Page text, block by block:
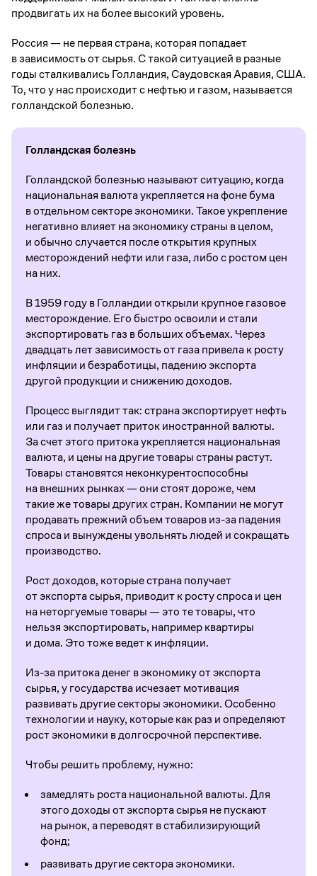
продвигать их на более высокий уровень.
Россия — не первая страна, которая попадает
в зависимость от сырья. С такой ситуацией в разные
годы сталкивались Голландия, Саудовская Аравия, США.
То, что у нас происходит с нефтью и газом, называется
голландской болезнью.
Голландская болезнь
Голландской болезнью называют ситуацию, когда
национальная валюта укрепляется на фоне бума
в отдельном секторе экономики. Такое укрепление
негативно влияет на экономику страны в целом,
и обычно случается после открытия крупных
месторождений нефти или газа, либо с ростом цен
на них.
В 1959 году в Голландии открыли крупное газовое
месторождение. Его быстро освоили и стали
экспортировать газ в больших объемах. Через
двадцать лет зависимость от газа привела к росту
инфляции и безработицы, падению экспорта
другой продукции и снижению доходов.
Процесс выглядит так: страна экспортирует нефть
или газ и получает приток иностранной валюты.
За счет этого притока укрепляется национальная
валюта, и цены на другие товары страны растут.
Товары становятся неконкурентоспособны
на внешних рынках — они стоят дороже, чем
такие же товары других стран. Компании не могут
продавать прежний объем товаров из-за падения
спроса и вынуждены увольнять людей и сокращать
производство.
Рост доходов, которые страна получает
от экспорта сырья, приводит к росту спроса и цен
на неторгуемые товары — это те товары, что
нельзя экспортировать, например квартиры
и дома. Это тоже ведет к инфляции.
Из-за притока денег в экономику от экспорта
сырья, у государства исчезает мотивация
развивать другие секторы экономики. Особенно
технологии и науку, которые как раз и определяют
рост экономики в долгосрочной перспективе.
Чтобы решить проблему, нужно:
замедлять роста национальной валюты. Для
этого доходы от экспорта сырья не пускают
на рынок, а переводят в стабилизирующий
фонд;
развивать другие сектора экономики.